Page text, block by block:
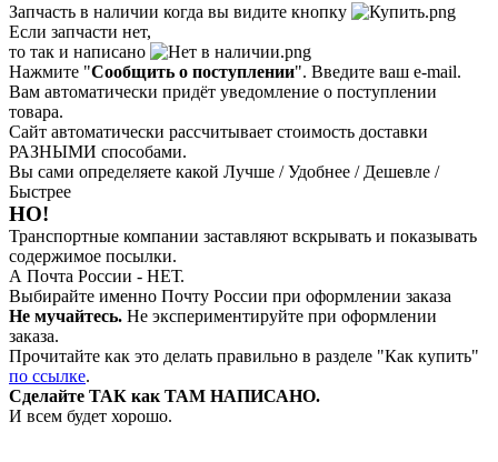
Запчасть в наличии когда вы видите кнопку
Если запчасти нет,
то так и написано
Нажмите "Сообщить о поступлении". Введите ваш e-mail.
Вам автоматически придёт уведомление о поступлении
товара.
Сайт автоматически рассчитывает стоимость доставки
РАЗНЫМИ способами.
Вы сами определяете какой Лучше / Удобнее / Дешевле /
Быстрее
НО!
Транспортные компании заставляют вскрывать и показывать
содержимое посылки.
А Почта России - НЕТ.
Выбирайте именно Почту России при оформлении заказа
Не мучайтесь. Не экспериментируйте при оформлении
заказа.
Прочитайте как это делать правильно в разделе "Как купить"
по ссылке.
Сделайте ТАК как ТАМ НАПИСАНО.
И всем будет хорошо.